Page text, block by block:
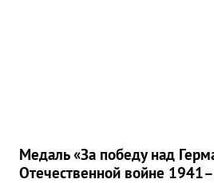
Медаль «За победу над
Отечественной войне